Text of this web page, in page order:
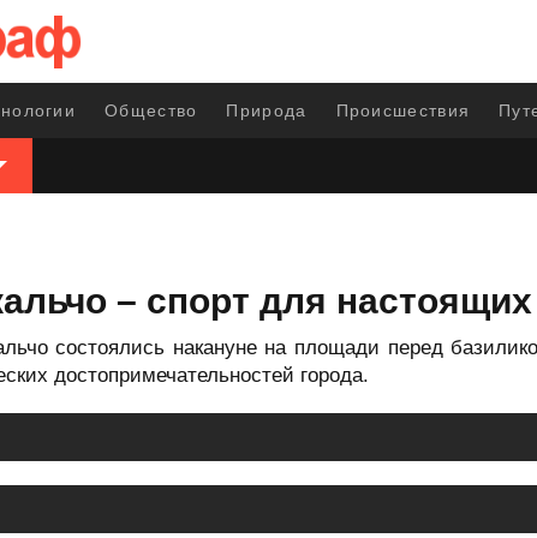
Общество Природа Происшествия
– спорт для
состоялись накануне на площади перед
достопримечательностей города.